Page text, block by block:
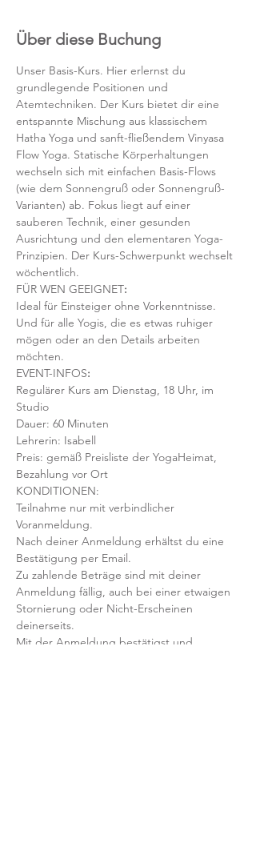
Über diese Buchung
Unser Basis-Kurs. Hier erlernst du
grundlegende Positionen und
Atemtechniken. Der Kurs bietet dir eine
entspannte Mischung aus klassischem
Hatha Yoga und sanft-fließendem Vinyasa
Flow Yoga. Statische Körperhaltungen
wechseln sich mit einfachen Basis-Flows
(wie dem Sonnengruß oder Sonnengruß-
Varianten) ab. Fokus liegt auf einer
sauberen Technik, einer gesunden
Ausrichtung und den elementaren Yoga-
Prinzipien. Der Kurs-Schwerpunkt wechselt
wöchentlich.
FÜR WEN GEEIGNET:
Ideal für Einsteiger ohne Vorkenntnisse.
Und für alle Yogis, die es etwas ruhiger
mögen oder an den Details arbeiten
möchten.
EVENT-INFOS:
Regulärer Kurs am Dienstag, 18 Uhr, im
Studio
Dauer: 60 Minuten
Lehrerin: Isabell
Preis: gemäß Preisliste der YogaHeimat,
Bezahlung vor Ort
KONDITIONEN:
Teilnahme nur mit verbindlicher
Voranmeldung.
Nach deiner Anmeldung erhältst du eine
Bestätigung per Email.
Zu zahlende Beträge sind mit deiner
Anmeldung fällig, auch bei einer etwaigen
Stornierung oder Nicht-Erscheinen
deinerseits.
Mit der Anmeldung bestätigst und